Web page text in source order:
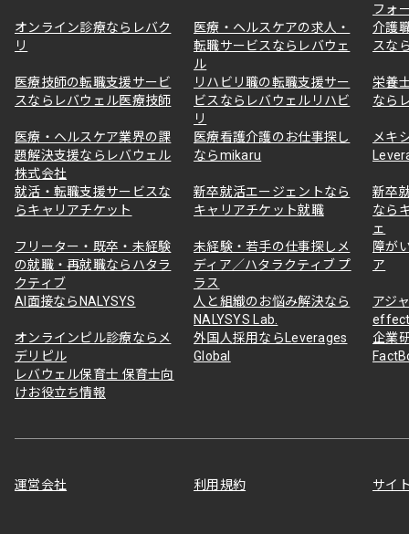
フォ
オンライン診療ならレバク
リ
医療・ヘルスケアの求人・
転職サービスならレバウェ
ル
介護
スな
医療技師の転職支援サービ
スならレバウェル医療技師
リハビリ職の転職支援サー
ビスならレバウェルリハビ
リ
栄養
なら
医療・ヘルスケア業界の課
題解決支援ならレバウェル
株式会社
医療看護介護のお仕事探し
ならmikaru
メキ
就活・転職支援サービスな
らキャリアチケット
新卒就活エージェントなら
キャリアチケット就職
新卒
なら
ェ
フリーター・既卒・未経験
の就職・再就職ならハタラ
クティブ
未経験・若手の仕事探しメ
ディア／ハタラクティブ プ
ラス
障が
ア
AI面接ならNALYSYS
人と組織のお悩み解決なら
NALYSYS Lab.
アジ
オンラインピル診療ならメ
デリピル
外国人採用ならLeverages
Global
企業
レバウェル保育士 保育士向
けお役立ち情報
運営会社 利用規約 サイ